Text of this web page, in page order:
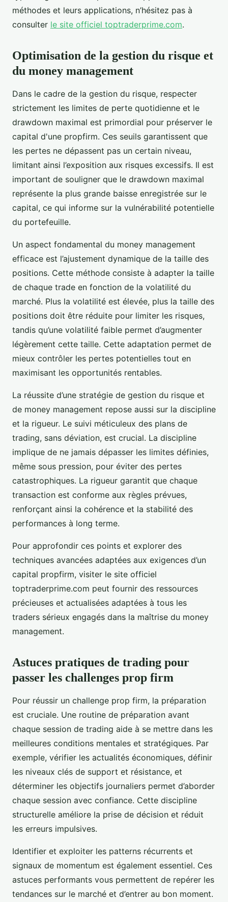
méthodes et leurs applications, n’hésitez pas à
consulter le site officiel toptraderprime.com.
Optimisation de la gestion du risque et
du money management
Dans le cadre de la gestion du risque, respecter
strictement les limites de perte quotidienne et le
drawdown maximal est primordial pour préserver le
capital d'une propfirm. Ces seuils garantissent que
les pertes ne dépassent pas un certain niveau,
limitant ainsi l’exposition aux risques excessifs. Il est
important de souligner que le drawdown maximal
représente la plus grande baisse enregistrée sur le
capital, ce qui informe sur la vulnérabilité potentielle
du portefeuille.
Un aspect fondamental du money management
efficace est l’ajustement dynamique de la taille des
positions. Cette méthode consiste à adapter la taille
de chaque trade en fonction de la volatilité du
marché. Plus la volatilité est élevée, plus la taille des
positions doit être réduite pour limiter les risques,
tandis qu’une volatilité faible permet d’augmenter
légèrement cette taille. Cette adaptation permet de
mieux contrôler les pertes potentielles tout en
maximisant les opportunités rentables.
La réussite d’une stratégie de gestion du risque et
de money management repose aussi sur la discipline
et la rigueur. Le suivi méticuleux des plans de
trading, sans déviation, est crucial. La discipline
implique de ne jamais dépasser les limites définies,
même sous pression, pour éviter des pertes
catastrophiques. La rigueur garantit que chaque
transaction est conforme aux règles prévues,
renforçant ainsi la cohérence et la stabilité des
performances à long terme.
Pour approfondir ces points et explorer des
techniques avancées adaptées aux exigences d’un
capital propfirm, visiter le site officiel
toptraderprime.com peut fournir des ressources
précieuses et actualisées adaptées à tous les
traders sérieux engagés dans la maîtrise du money
management.
Astuces pratiques de trading pour
passer les challenges prop firm
Pour réussir un challenge prop firm, la préparation
est cruciale. Une routine de préparation avant
chaque session de trading aide à se mettre dans les
meilleures conditions mentales et stratégiques. Par
exemple, vérifier les actualités économiques, définir
les niveaux clés de support et résistance, et
déterminer les objectifs journaliers permet d’aborder
chaque session avec confiance. Cette discipline
structurelle améliore la prise de décision et réduit
les erreurs impulsives.
Identifier et exploiter les patterns récurrents et
signaux de momentum est également essentiel. Ces
astuces performants vous permettent de repérer les
tendances sur le marché et d’entrer au bon moment.